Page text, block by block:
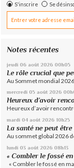
S'inscrire Se
Notes récentes
jeudi 06 août 2026 00h05
Le rôle crucial que
Au Sommet mondial 2026
mercredi 05 août 2026
Heureux d’avoir
Heureux d’avoir
mardi 04 août 2026 10h25
La santé ne peut être
Au sommet global 2026
lundi 03 août 2026 08h13
« Combler le fossé
« Combler le fossé en